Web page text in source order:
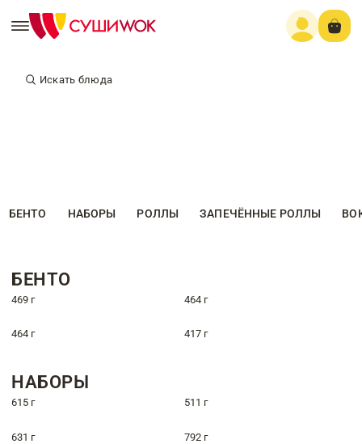
Искать блюда
БЕНТО НАБОРЫ РОЛЛЫ ЗАПЕЧЁННЫЕ РОЛЛЫ
БЕНТО
469 г 464 г
464 г 417 г
НАБОРЫ
615 г 511 г
631 г 792 г